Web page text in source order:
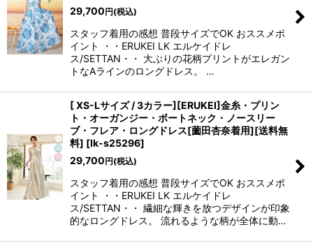
29,700円(税込)
スタッフ着用の感想 普段サイズでOK おススメポ
イント ・・ERUKEI LK エルケイドレ
ス/SETTAN・・ 大ぶりの花柄プリントがエレガン
トなAラインのロングドレス。 …
[ XS-Lサイズ / 3カラー][ERUKEI]金糸・プリン
ト・オーガンジー・ボートネック・ノースリー
ブ・フレア・ロングドレス[薗田杏奈着用][送料無
料] [lk-s25296]
29,700円(税込)
スタッフ着用の感想 普段サイズでOK おススメポ
イント ・・ERUKEI LK エルケイドレ
ス/SETTAN・・ 繊細な輝きを放つデザインが印象
的なロングドレス。 流れるような柄が全体に動…